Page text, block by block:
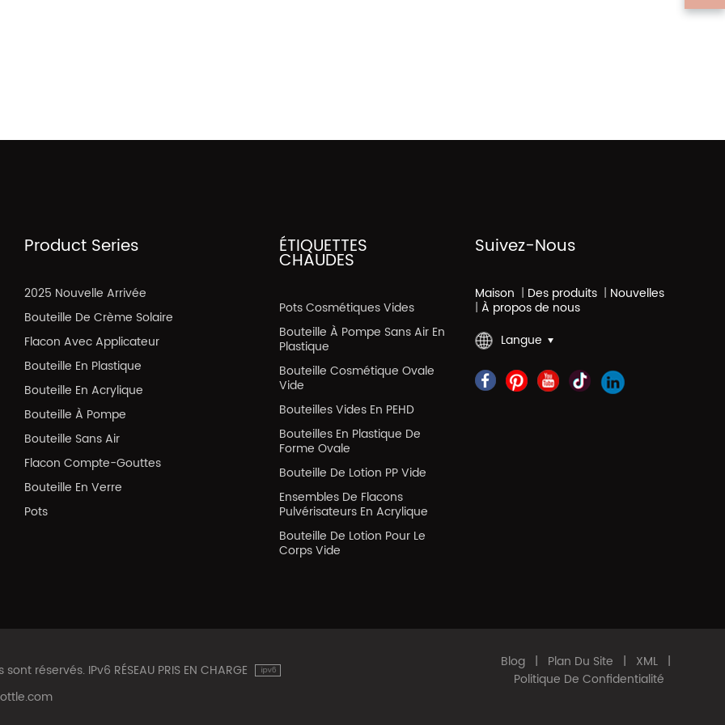
Product Series
2025 Nouvelle Arrivée
Bouteille De Crème Solaire
Flacon Avec Applicateur
Bouteille En Plastique
Bouteille En Acrylique
Bouteille À Pompe
Bouteille Sans Air
Flacon Compte-Gouttes
Bouteille En Verre
Pots
ÉTIQUETTES
CHAUDES
Pots Cosmétiques Vides
Bouteille À Pompe Sans Air En
Plastique
Bouteille Cosmétique Ovale
Vide
Bouteilles Vides En PEHD
Bouteilles En Plastique De
Forme Ovale
Bouteille De Lotion PP Vide
Ensembles De Flacons
Pulvérisateurs En Acrylique
Bouteille De Lotion Pour Le
Corps Vide
Suivez-Nous
Maison | Des produits | Nouvelles
| À propos de nous
Langue
réservés. IPv6 RÉSEAU PRIS EN CHARGE Blog | Plan Du Site | XML |
Politique De Confidentialité